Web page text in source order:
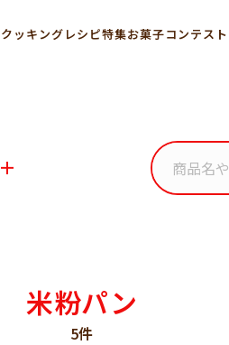
クッキングレシピ特集お菓子コンテスト
米粉パン
5件